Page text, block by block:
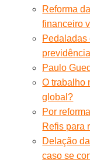
Reforma
financeiro
Pedaladas
previdência
Paulo
O trabalho
global?
Por
Refis para
Delação
caso se